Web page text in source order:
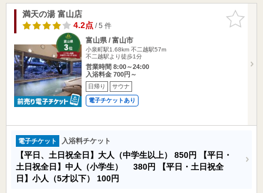
お気に入
りに追加
満天の湯 富山店
4.2点/ 5 件
富山県 / 富山市
小泉町駅1.68km 不二越駅57m
不二越駅より徒歩1分
営業時間 8:00～24:00
入浴料金 700円～
日帰り サウナ
電子チケットあり
電子チケット 入浴料チケット
【平日、土日祝全日】大人（中学生以上） 850円
【平日・
土日祝全日】中人（小学生） 380円
【平日・土日祝全
日】小人（5才以下） 100円